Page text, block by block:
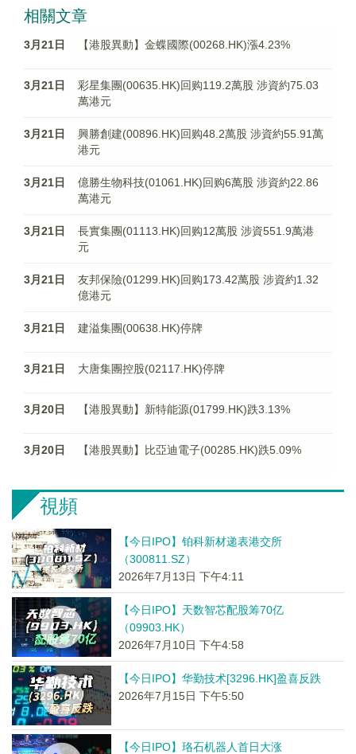
相關文章
3月21日 【港股異動】金蝶國際(00268.HK)漲4.23%
3月21日
彩星集團(00635.HK)回购119.2萬股 涉資約75.03
萬港元
3月21日
興勝創建(00896.HK)回购48.2萬股 涉資約55.91萬
港元
3月21日
億勝生物科技(01061.HK)回购6萬股 涉資約22.86
萬港元
3月21日
長實集團(01113.HK)回购12萬股 涉資551.9萬港
元
3月21日
友邦保險(01299.HK)回购173.42萬股 涉資約1.32
億港元
3月21日 建溢集團(00638.HK)停牌
3月21日 大唐集團控股(02117.HK)停牌
3月20日 【港股異動】新特能源(01799.HK)跌3.13%
3月20日 【港股異動】比亞迪電子(00285.HK)跌5.09%
視頻
【今日IPO】铂科新材递表港交所
（300811.SZ）
2026年7月13日 下午4:11
【今日IPO】天数智芯配股筹70亿
（09903.HK）
2026年7月10日 下午4:58
【今日IPO】华勤技术[3296.HK]盈喜反跌
2026年7月15日 下午5:50
【今日IPO】珞石机器人首日大涨